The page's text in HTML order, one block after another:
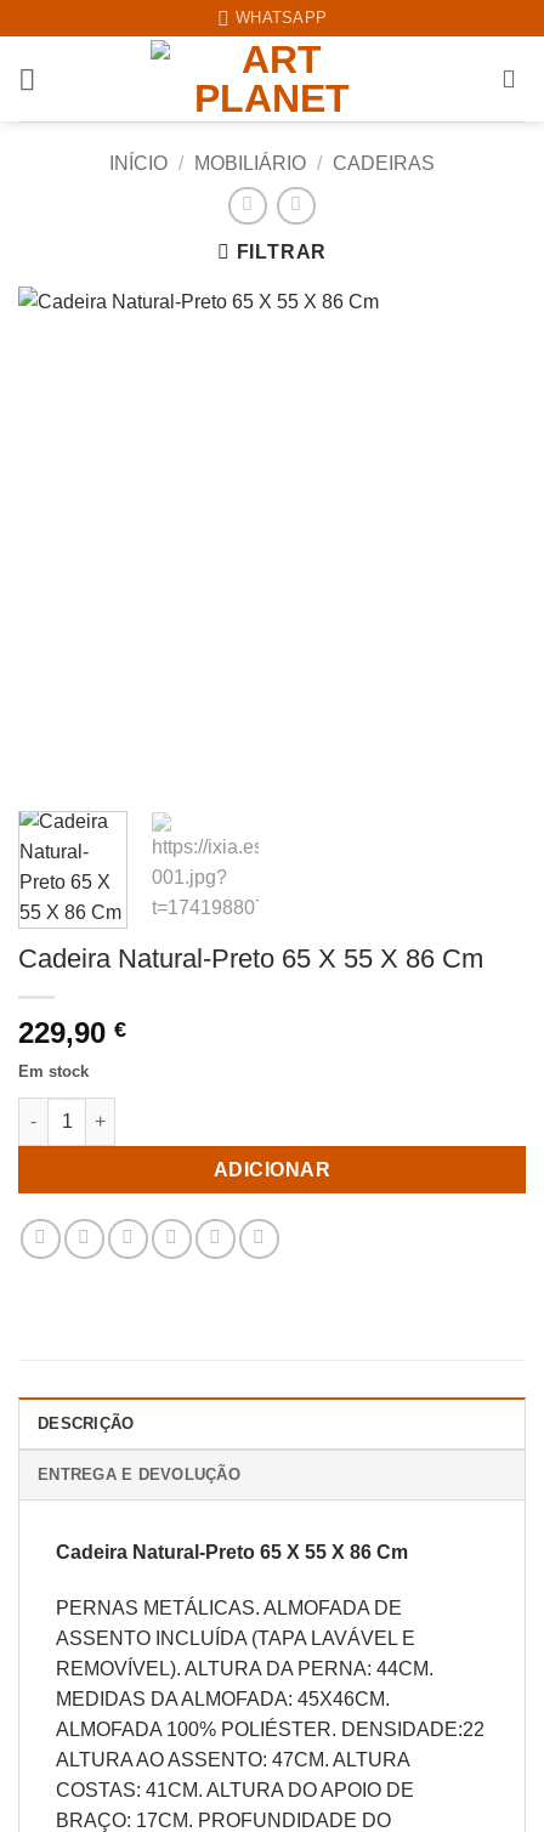
content
WHATSAPP
INÍCIO / MOBILIÁRIO / CADEIRAS
FILTRAR
Cadeira Natural-Preto 65 X 55 X 86 Cm
229,90 €
Em stock
Quantidade de Cadeira Natural-Preto 65 X 55 X 86 Cm
ADICIONAR
DESCRIÇÃO
ENTREGA E DEVOLUÇÃO
Cadeira Natural-Preto 65 X 55 X 86 Cm
PERNAS METÁLICAS. ALMOFADA DE
ASSENTO INCLUÍDA (TAPA LAVÁVEL E
REMOVÍVEL). ALTURA DA PERNA: 44CM.
MEDIDAS DA ALMOFADA: 45X46CM.
ALMOFADA 100% POLIÉSTER. DENSIDADE:22
ALTURA AO ASSENTO: 47CM. ALTURA
COSTAS: 41CM. ALTURA DO APOIO DE
BRAÇO: 17CM. PROFUNDIDADE DO